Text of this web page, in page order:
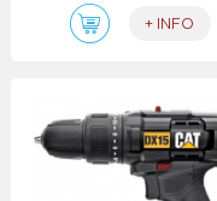
+ INFO